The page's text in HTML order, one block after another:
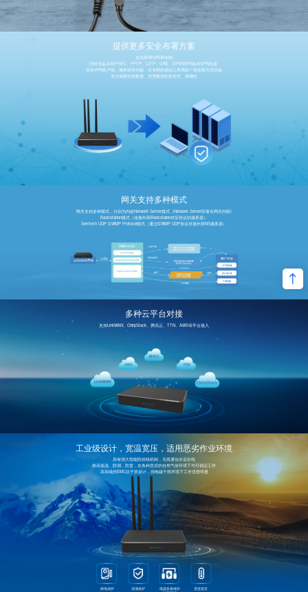
提供更多安全布署方案
支持APN/VPDN专网
同时设备具有IPSEC、PPTP、L2TP、GRE、OPENVPN多种VPN连接
具有VPN客户端、服务端等功能，在专网的基础上再增加一层加密方式传输
充分保障交易数据、管理数据的安全性、准确性
网关支持多种模式
网关支持多种模式，分别为内嵌Network Server模式（Network Server部署在网关内部)
Basicstation模式（连接外部Basicstaion对应协议的服务器）
Semtech UDP GWMP Protocol模式（通过GWMP UDP协议对接外部NS服务器）
多种云平台对接
支持LinkWAN、ChirpStack、腾讯云、TTN、AWS等平台接入
工业级设计，宽温宽压，适用恶劣作业环境
具有强大智能防掉线机制，无线通信永远在线
耐高低温、防潮、防雷，在各种恶劣的自然气候环境下均可稳定工作
高等级的EMC抗干扰设计，强电磁干扰环境下工作优势明显
静电保护 浪涌保护
电源反相保护
宽温宽压